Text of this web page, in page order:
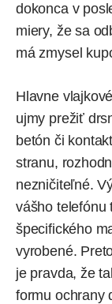
dokonca v
miery, že sa
má zmysel
Hlavne
ujmy prežiť
betón či
stranu,
nezničiteľné.
vášho telefónu
špecifického
vyrobené.
je pravda, že
formu ochrany